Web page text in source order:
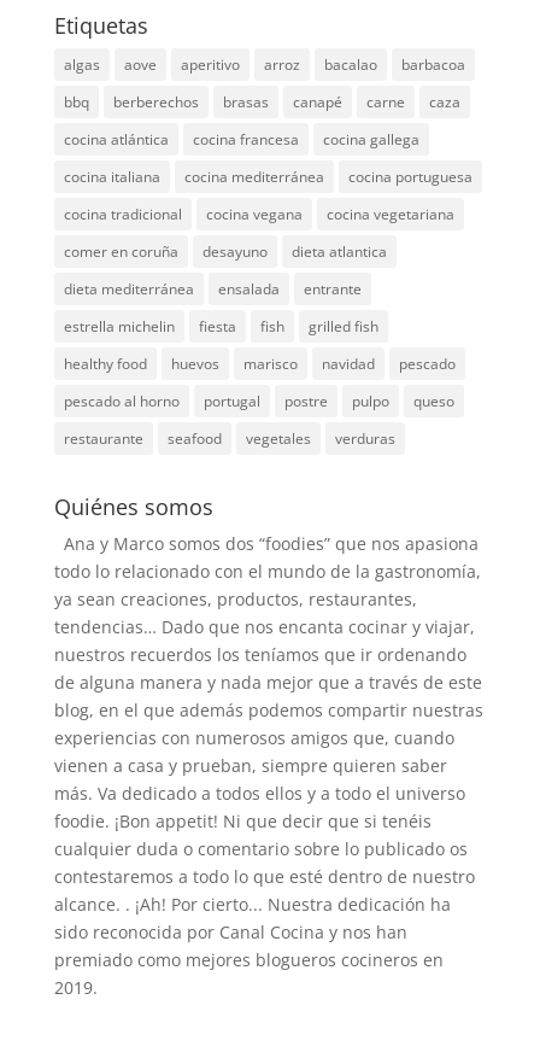
Etiquetas
algas aove aperitivo arroz bacalao
barbacoa
bbq
berberechos brasas canapé carne
caza
cocina atlántica
cocina francesa
cocina gallega
cocina italiana
cocina mediterránea
cocina portuguesa
cocina tradicional
cocina vegana
cocina vegetariana
comer en coruña
desayuno
dieta atlantica
dieta mediterránea
ensalada
entrante
estrella michelin
fiesta fish
grilled fish
healthy food
huevos marisco navidad
pescado
pescado al horno
portugal postre pulpo
queso
restaurante
seafood vegetales verduras
Quiénes somos
Ana y Marco somos dos “foodies” que nos apasiona
todo lo relacionado con el mundo de la gastronomía,
ya sean creaciones, productos, restaurantes,
tendencias… Dado que nos encanta cocinar y viajar,
nuestros recuerdos los teníamos que ir ordenando
de alguna manera y nada mejor que a través de este
blog, en el que además podemos compartir nuestras
experiencias con numerosos amigos que, cuando
vienen a casa y prueban, siempre quieren saber
más. Va dedicado a todos ellos y a todo el universo
foodie. ¡Bon appetit! Ni que decir que si tenéis
cualquier duda o comentario sobre lo publicado os
contestaremos a todo lo que esté dentro de nuestro
alcance. . ¡Ah! Por cierto... Nuestra dedicación ha
sido reconocida por Canal Cocina y nos han
premiado como mejores blogueros cocineros en
2019.